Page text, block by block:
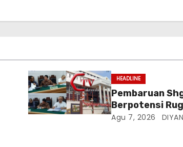
HEADLINE
Pembaruan
Berpotensi
Kementrian
Agu 7, 2026